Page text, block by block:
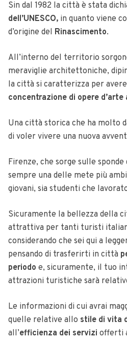
Sin dal 1982 la città è stata
dell’UNESCO, in quanto viene
d’origine del Rinascimento.
All’interno del territorio
meraviglie architettoniche,
la città si caratterizza per
concentrazione di opere
Una città storica che ha molto
di voler vivere una nuova
Firenze, che sorge sulle sponde
sempre una delle mete più
giovani, sia studenti che
Sicuramente la bellezza della
attrattiva per tanti turisti
considerando che sei qui a
pensando di trasferirti in città
periodo e, sicuramente, il tuo
attrazioni turistiche sarà
Le informazioni di cui avrai
quelle relative allo stile di vita
all’efficienza dei servizi offerti